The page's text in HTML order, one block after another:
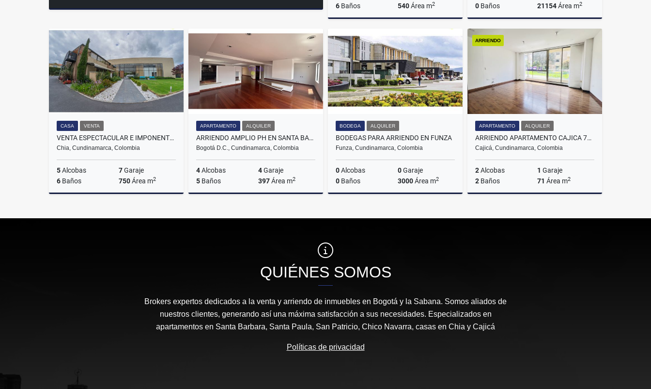
6 Baños 540Área m2
Venta
$3.300.000.000
0 Baños 21154Área m2
CASA VENTA
VENTA ESPECTACULAR E IMPONENTE CASA EN CHIA
Chia, Cundinamarca, Colombia
5Alcobas 7Garaje
6 Baños 750Área m2
$3.600.000.000
APARTAMENTO ALQUILER
ARRIENDO AMPLIO PH EN SANTA BARBARA OCCIDENTAL
Bogotá D.C., Cundinamarca, Colombia
4Alcobas 4Garaje
5 Baños 397Área m2
$14.700.000
BODEGA ALQUILER
BODEGAS PARA ARRIENDO EN FUNZA
Funza, Cundinamarca, Colombia
0Alcobas 0Garaje
0 Baños 3000Área m2
$57.000.000
ARRIENDO
APARTAMENTO ALQUILER
ARRIENDO APARTAMENTO CAJICA 71M2
Cajicá, Cundinamarca, Colombia
2Alcobas 1 Garaje
2 Baños 71 Área m2
$2.350.000
QUIÉNES SOMOS
Brokers expertos dedicados a la venta y arriendo de inmuebles en Bogotá y la Sabana. Somos aliados de
nuestros clientes, generando así una máxima satisfacción a sus necesidades. Especializados en
apartamentos en Santa Barbara, Santa Paula, San Patricio, Chico Navarra, casas en Chia y Cajicá
Políticas de privacidad